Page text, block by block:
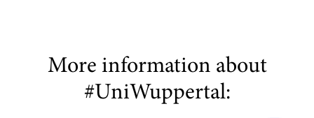
More information about
#UniWuppertal: